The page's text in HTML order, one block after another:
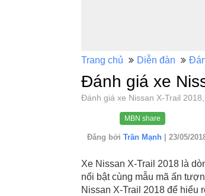
Trang chủ Diễn đàn
Đánh giá xe
Đánh giá xe Nissan X-Trail
MBN share
Đăng bởi Trần Mạnh | 23/05/
Xe Nissan X-Trail 2018 là
nổi bật cùng mẫu mã ấn
Nissan X-Trail 2018 để hiểu